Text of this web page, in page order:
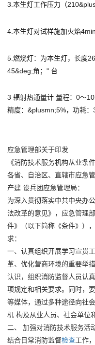
3.本生灯工作压力（
4.本生灯对试样施加火焰4min
5.燃烧灯：为本生灯，长度
45&deg;角；" 台
3 辐射热通量计 量程：0～
精度：&plusmn;5%，功耗：
应急管理部关于印发
《消防技术服务机构从业条
各省、自治区、直辖市应急
产建 设兵团应急管理局：
为深入贯彻落实中共中央办
法改革的意见》，应急管理
件》（以下简称《条件》）
求：
一、认真组织开展学习宣贯
革、优化营商环境的重要举
认识，组织消防监督人员认
项规定和相关要求。同时，
等媒体，通过多种途径向社
机 构及从业人员、社会单位
二、 加强对消防技术服务活
结合日常消防监督检查工作